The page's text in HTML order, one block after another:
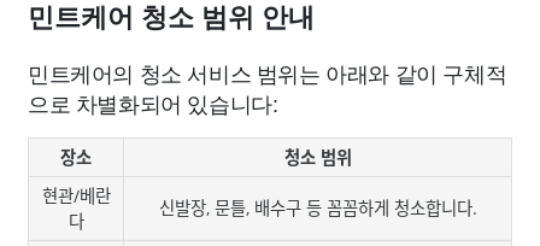
민트케어 청소 범위 안내
민트케어의 청소 서비스 범위는 아래와 같이 구체적
으로 차별화되어 있습니다:
장소
청소 범위
현관/베란
다
신발장, 문틀, 배수구 등 꼼꼼하게 청소합니다.